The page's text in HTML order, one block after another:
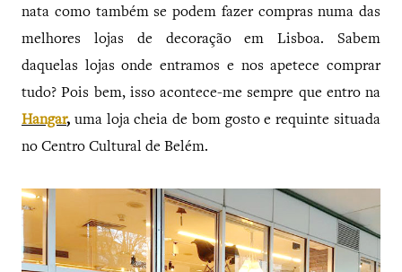
nata como também se podem fazer compras numa das
melhores lojas de decoração em Lisboa. Sabem
daquelas lojas onde entramos e nos apetece comprar
tudo? Pois bem, isso acontece-me sempre que entro na
Hangar, uma loja cheia de bom gosto e requinte situada
no Centro Cultural de Belém.